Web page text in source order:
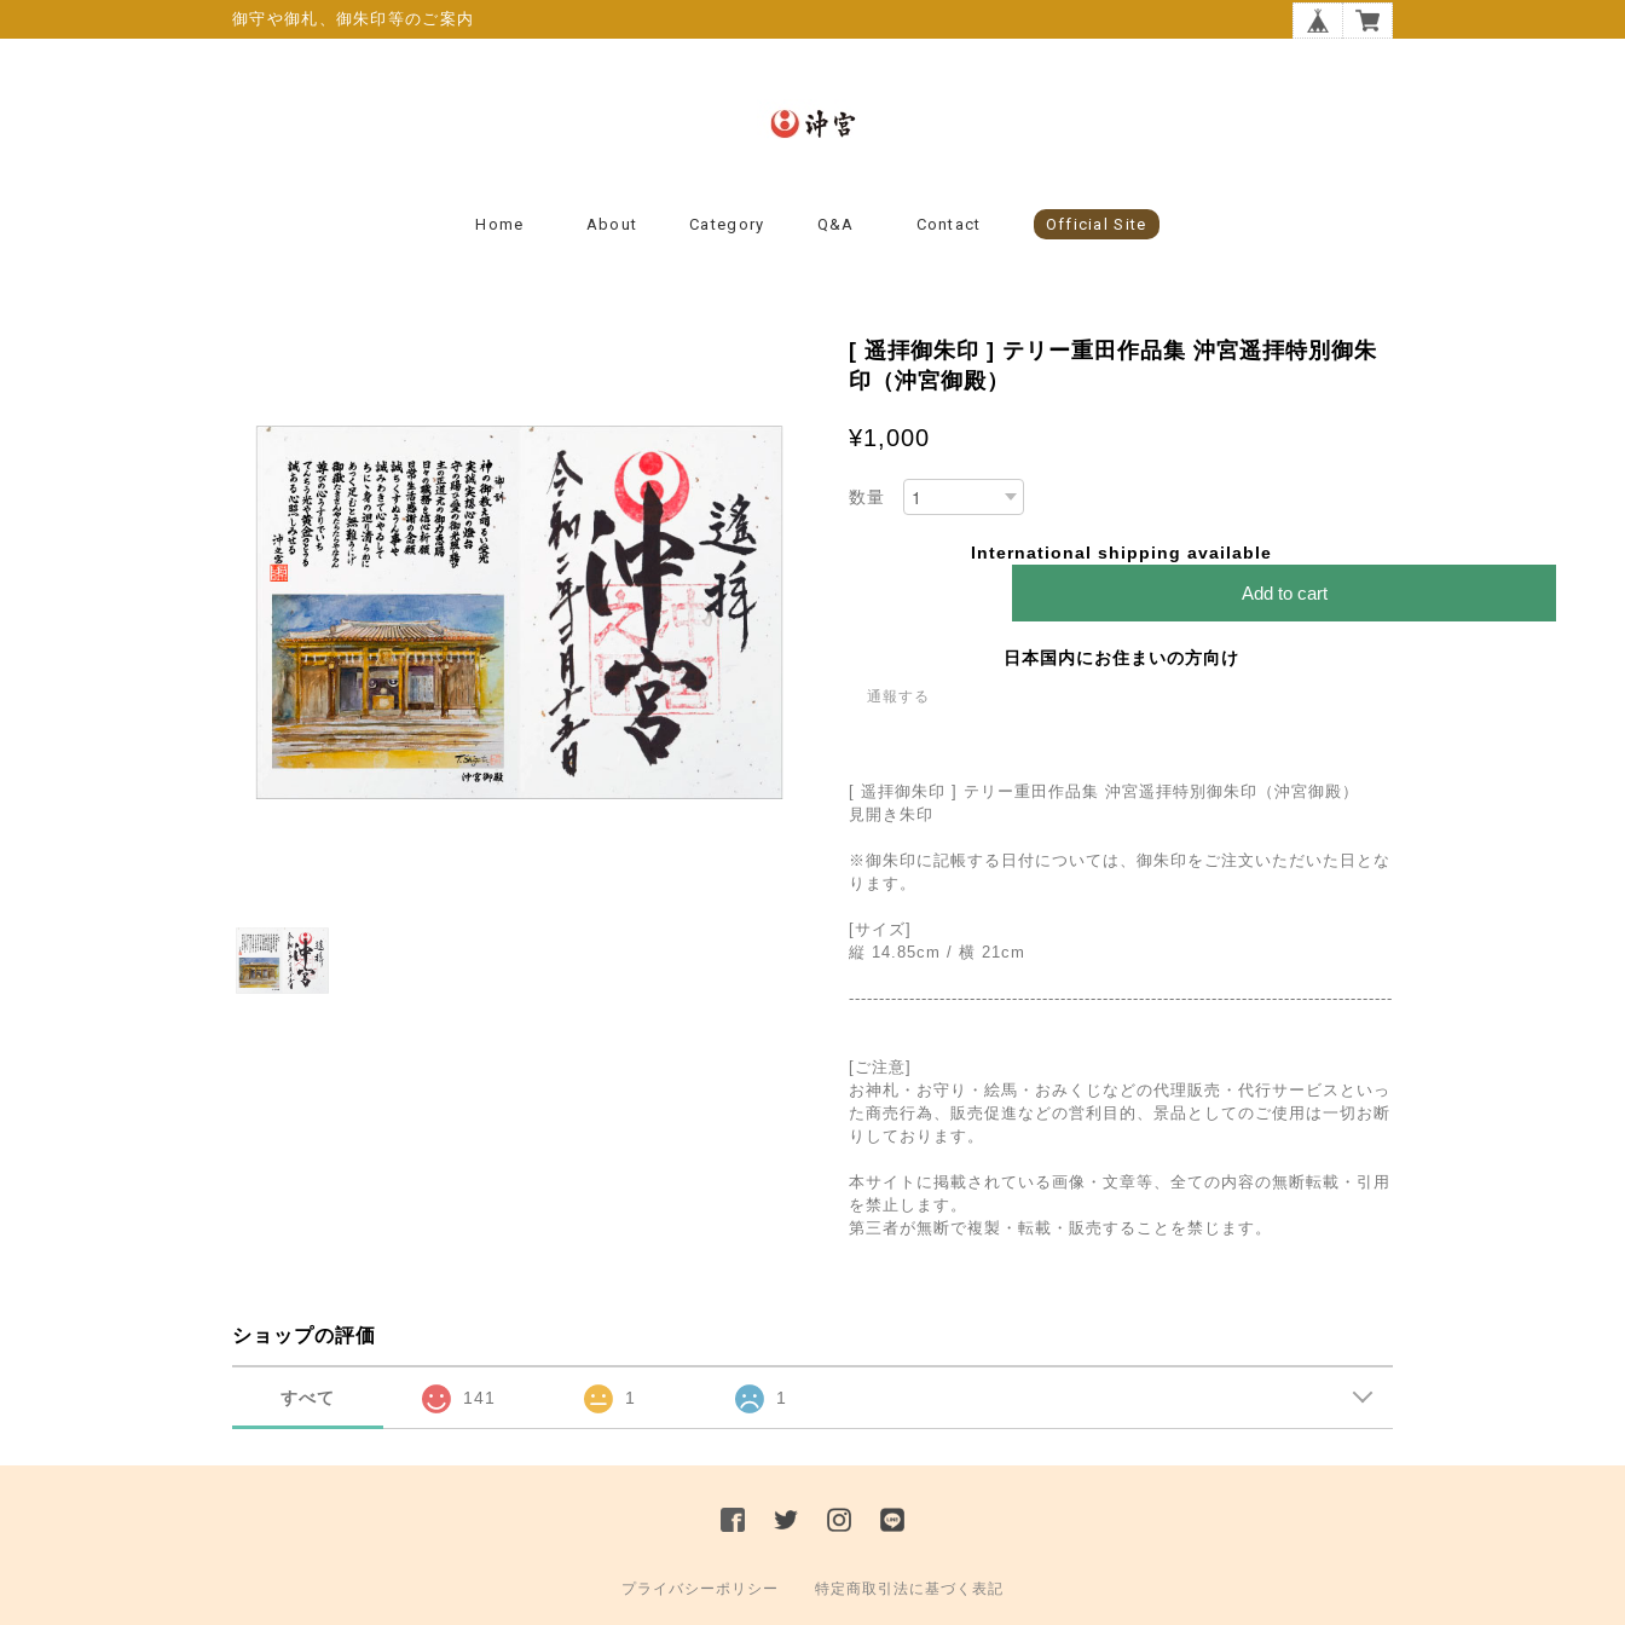
御守や御札、御朱印等のご案内
Home About Category Q&A Contact Official Site
[ 遥拝御朱印 ] テリー重田作品集 沖宮遥拝特別御朱
印（沖宮御殿）
¥1,000
数量
International shipping available
Add to cart
日本国内にお住まいの方向け
通報する
[ 遥拝御朱印 ] テリー重田作品集 沖宮遥拝特別御朱印（沖宮御殿）
見開き朱印
※御朱印に記帳する日付については、御朱印をご注文いただいた日とな
ります。
[サイズ]
縦 14.85cm / 横 21cm
------------------------------------------------------------------------------------------
[ご注意]
お神札・お守り・絵馬・おみくじなどの代理販売・代行サービスといっ
た商売行為、販売促進などの営利目的、景品としてのご使用は一切お断
りしております。
本サイトに掲載されている画像・文章等、全ての内容の無断転載・引用
を禁止します。
第三者が無断で複製・転載・販売することを禁じます。
ショップの評価
すべて 141 1 1
プライバシーポリシー 特定商取引法に基づく表記